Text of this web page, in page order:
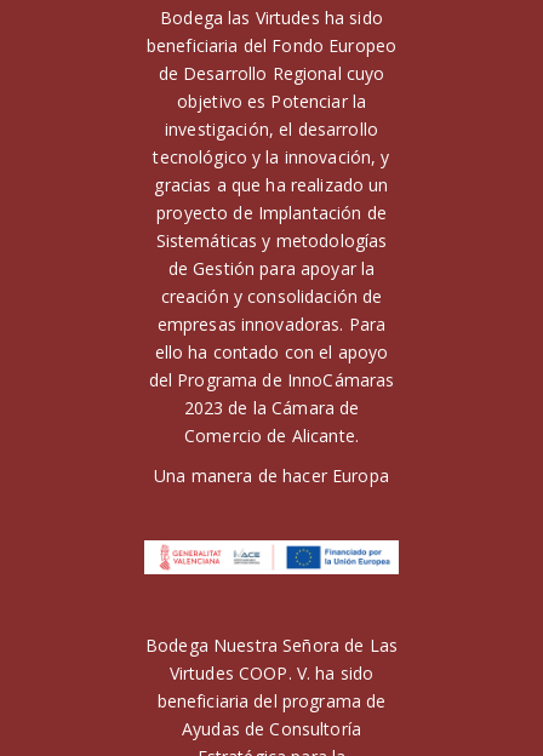
Bodega las Virtudes ha sido
beneficiaria del Fondo Europeo
de Desarrollo Regional cuyo
objetivo es Potenciar la
investigación, el desarrollo
tecnológico y la innovación, y
gracias a que ha realizado un
proyecto de Implantación de
Sistemáticas y metodologías
de Gestión para apoyar la
creación y consolidación de
empresas innovadoras. Para
ello ha contado con el apoyo
del Programa de InnoCámaras
2023 de la Cámara de
Comercio de Alicante.
Una manera de hacer Europa
Bodega Nuestra Señora de Las
Virtudes COOP. V. ha sido
beneficiaria del programa de
Ayudas de Consultoría